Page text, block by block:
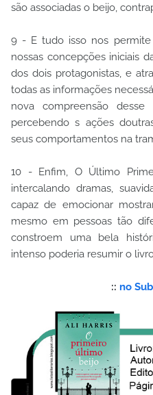
são associadas o beijo,
9 - E tudo isso nos
nossas concepções iniciais
dos dois protagonistas, e
todas as informações
nova compreensão
percebendo s ações
seus comportamentos na
10 - Enfim, O Último
intercalando dramas,
capaz de emocionar
mesmo em pessoas tão
constroem uma bela
intenso poderia resumir o
:: no